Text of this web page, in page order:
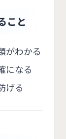
こと
がわかる
になる
げる